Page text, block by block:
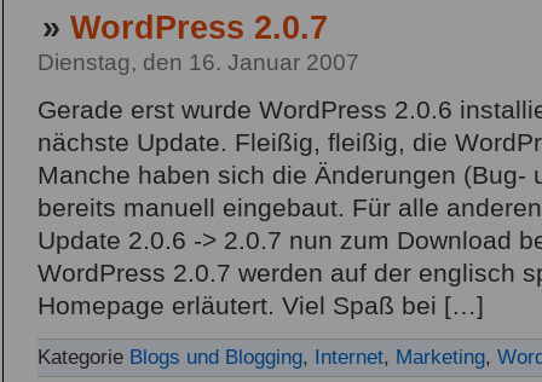
» WordPress 2.0.7
Dienstag, den 16. Januar 2007
Gerade erst wurde WordPress 2.0.6
nächste Update. Fleißig, fleißig, die
Manche haben sich die Änderungen (Bug-
bereits manuell eingebaut. Für alle
Update 2.0.6 -> 2.0.7 nun zum Download
WordPress 2.0.7 werden auf der englisch
Homepage erläutert. Viel Spaß bei […]
Kategorie Blogs und Blogging, Internet, Marketing,